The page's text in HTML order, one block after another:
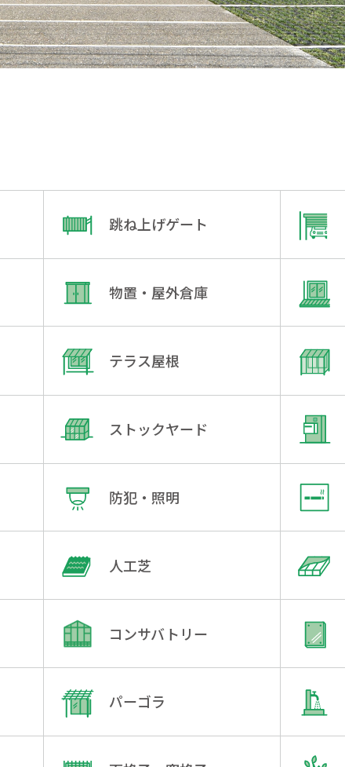
跳ね上げゲート
物置・屋外倉庫
テラス屋根
ストックヤード
防犯・照明
人工芝
コンサバトリー
パーゴラ